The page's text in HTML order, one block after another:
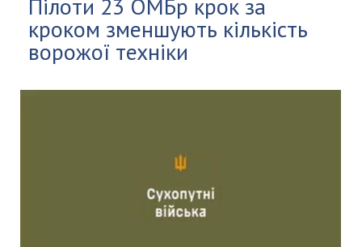
Пілоти 23 ОМБр крок за
кроком зменшують кількість
ворожої техніки